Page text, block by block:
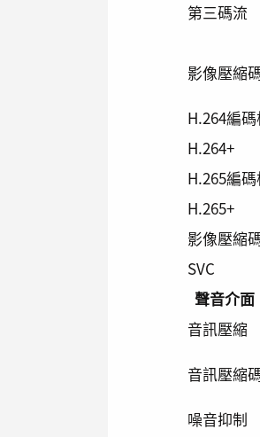
第三碼流
影像壓縮
H.264編
H.264+
H.265編
H.265+
影像壓縮
SVC
聲音介面
音訊壓縮
音訊壓縮
噪音抑制